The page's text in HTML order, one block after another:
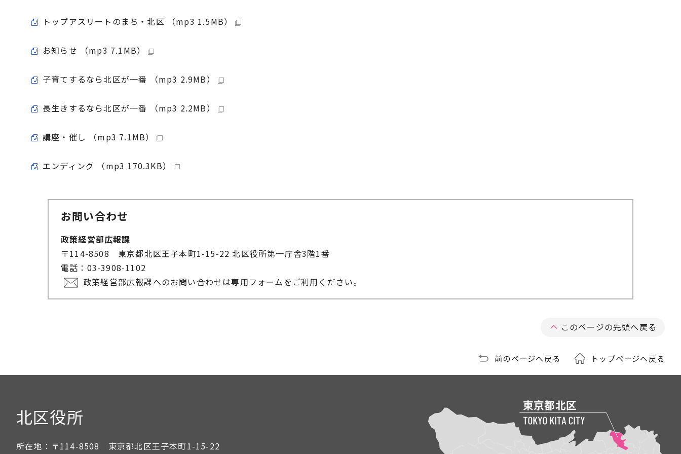
トップアスリートのまち・北区 （mp3 1.5MB）
お知らせ （mp3 7.1MB）
子育てするなら北区が一番 （mp3 2.9MB）
長生きするなら北区が一番 （mp3 2.2MB）
講座・催し （mp3 7.1MB）
エンディング （mp3 170.3KB）
お問い合わせ
政策経営部広報課
〒114-8508 東京都北区王子本町1-15-22 北区役所第一庁舎3階1番
電話：03-3908-1102
政策経営部広報課へのお問い合わせは専用フォームをご利用ください。
このページの先頭へ戻る
前のページへ戻る トップページへ戻る
北区役所
所在地： 〒114-8508 東京都北区王子本町1-15-22